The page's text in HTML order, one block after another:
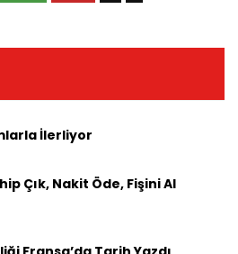
İlerliyor
Çık, Nakit Öde, Fişini Al